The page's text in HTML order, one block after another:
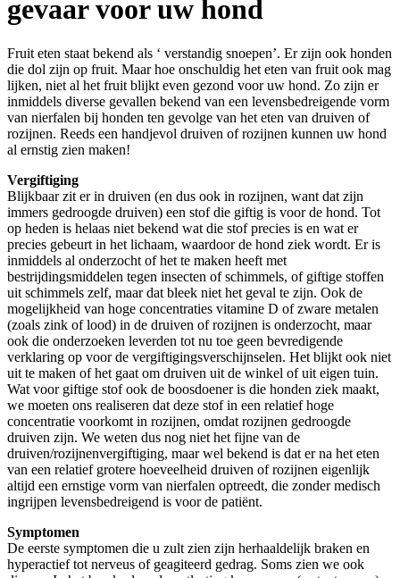
gevaar voor uw hond
Fruit eten staat bekend als ‘ verstandig snoepen’. Er zijn ook honden
die dol zijn op fruit. Maar hoe onschuldig het eten van fruit ook mag
lijken, niet al het fruit blijkt even gezond voor uw hond. Zo zijn er
inmiddels diverse gevallen bekend van een levensbedreigende vorm
van nierfalen bij honden ten gevolge van het eten van druiven of
rozijnen. Reeds een handjevol druiven of rozijnen kunnen uw hond
al ernstig zien maken!
Vergiftiging
Blijkbaar zit er in druiven (en dus ook in rozijnen, want dat zijn
immers gedroogde druiven) een stof die giftig is voor de hond. Tot
op heden is helaas niet bekend wat die stof precies is en wat er
precies gebeurt in het lichaam, waardoor de hond ziek wordt. Er is
inmiddels al onderzocht of het te maken heeft met
bestrijdingsmiddelen tegen insecten of schimmels, of giftige stoffen
uit schimmels zelf, maar dat bleek niet het geval te zijn. Ook de
mogelijkheid van hoge concentraties vitamine D of zware metalen
(zoals zink of lood) in de druiven of rozijnen is onderzocht, maar
ook die onderzoeken leverden tot nu toe geen bevredigende
verklaring op voor de vergiftigingsverschijnselen. Het blijkt ook niet
uit te maken of het gaat om druiven uit de winkel of uit eigen tuin.
Wat voor giftige stof ook de boosdoener is die honden ziek maakt,
we moeten ons realiseren dat deze stof in een relatief hoge
concentratie voorkomt in rozijnen, omdat rozijnen gedroogde
druiven zijn. We weten dus nog niet het fijne van de
druiven/rozijnenvergiftiging, maar wel bekend is dat er na het eten
van een relatief grotere hoeveelheid druiven of rozijnen eigenlijk
altijd een ernstige vorm van nierfalen optreedt, die zonder medisch
ingrijpen levensbedreigend is voor de patiënt.
Symptomen
De eerste symptomen die u zult zien zijn herhaaldelijk braken en
hyperactief tot nerveus of geagiteerd gedrag. Soms zien we ook